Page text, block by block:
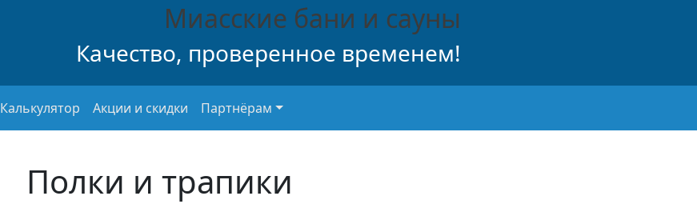
Миасские бани и сауны
Качество, проверенное временем!
Калькулятор Акции и скидки Партнёрам
Полки и трапики